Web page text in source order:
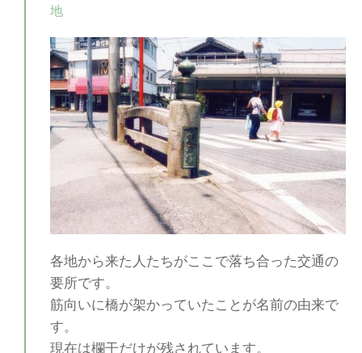
地
各地から来た人たちがここで落ち合った交通の
要所です。
筋向いに橋が架かっていたことが名前の由来で
す。
現在は欄干だけが残されています。